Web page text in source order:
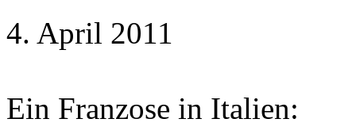
4. April 2011
Ein Franzose in Italien: